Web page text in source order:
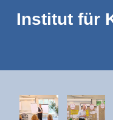
Institut für